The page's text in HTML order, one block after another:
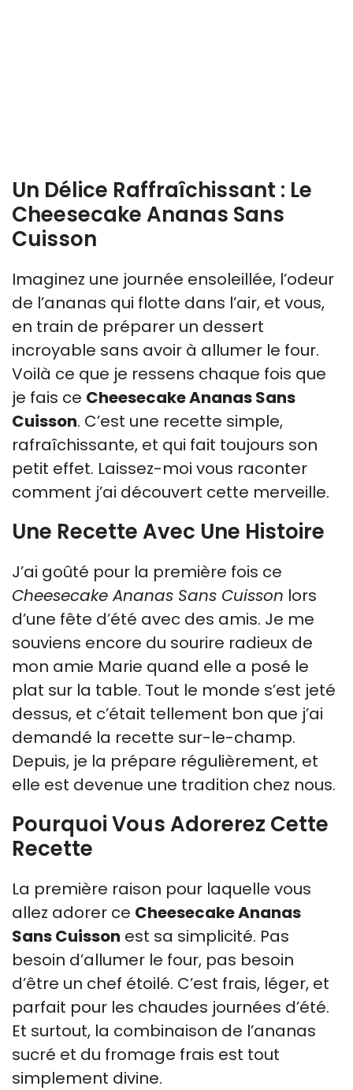
Un Délice Raffraîchissant : Le
Cheesecake Ananas Sans
Cuisson
Imaginez une journée ensoleillée, l’odeur
de l’ananas qui flotte dans l’air, et vous,
en train de préparer un dessert
incroyable sans avoir à allumer le four.
Voilà ce que je ressens chaque fois que
je fais ce Cheesecake Ananas Sans
Cuisson. C’est une recette simple,
rafraîchissante, et qui fait toujours son
petit effet. Laissez-moi vous raconter
comment j’ai découvert cette merveille.
Une Recette Avec Une Histoire
J’ai goûté pour la première fois ce
Cheesecake Ananas Sans Cuisson lors
d’une fête d’été avec des amis. Je me
souviens encore du sourire radieux de
mon amie Marie quand elle a posé le
plat sur la table. Tout le monde s’est jeté
dessus, et c’était tellement bon que j’ai
demandé la recette sur-le-champ.
Depuis, je la prépare régulièrement, et
elle est devenue une tradition chez nous.
Pourquoi Vous Adorerez Cette
Recette
La première raison pour laquelle vous
allez adorer ce Cheesecake Ananas
Sans Cuisson est sa simplicité. Pas
besoin d’allumer le four, pas besoin
d’être un chef étoilé. C’est frais, léger, et
parfait pour les chaudes journées d’été.
Et surtout, la combinaison de l’ananas
sucré et du fromage frais est tout
simplement divine.